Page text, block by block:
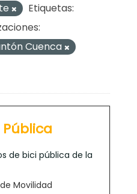
Etiquetas:
Cuenca
de bici pública de la
Movilidad